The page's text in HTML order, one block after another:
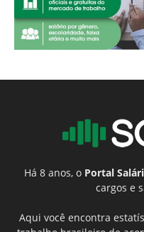
Há 8 anos, o Portal
cargos e
Aqui você encontra